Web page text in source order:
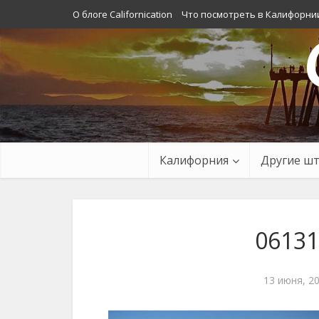
О блоге Californication Что посмотреть в
Калифорния Другие
13 июня,